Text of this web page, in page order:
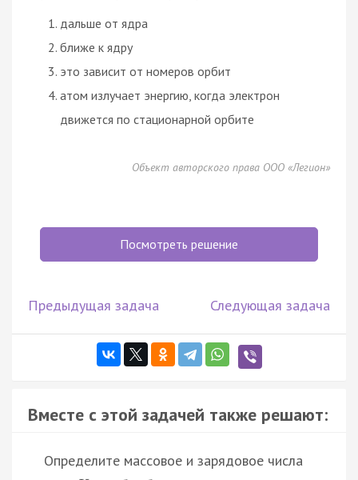
дальше от ядра
ближе к ядру
это зависит от номеров орбит
атом излучает энергию, когда электрон
движется по стационарной орбите
Объект авторского права ООО «Легион»
Посмотреть решение
Предыдущая задача Следующая задача
Вместе с этой задачей также решают:
Определите массовое и зарядовое числа